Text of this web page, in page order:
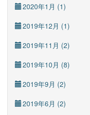
2020年1月 (1)
2019年12月 (1)
2019年11月 (2)
2019年10月 (8)
2019年9月 (2)
2019年6月 (2)